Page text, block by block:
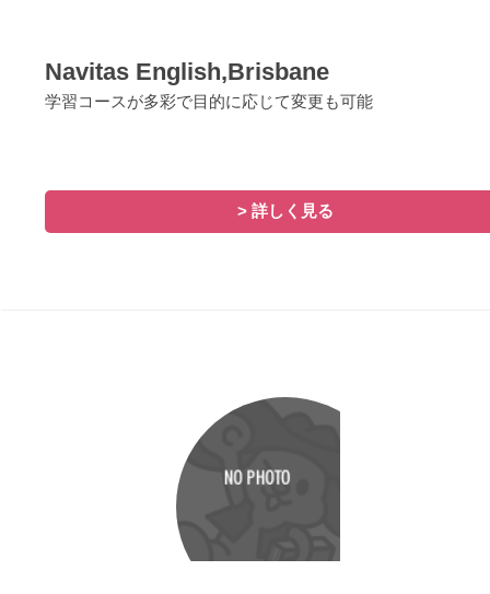
Navitas English,Brisbane
学習コースが多彩で目的に応じて変更も可能
> 詳しく見る